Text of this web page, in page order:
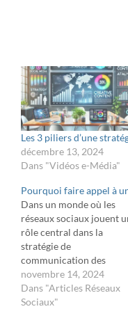
Les 3 piliers d’une
décembre 13, 2024
Dans "Vidéos e-Média"
Pourquoi faire appel à
Dans un monde où les
réseaux sociaux jouent
rôle central dans la
stratégie de
communication des
entreprises, il est tentant
de vouloir tout gérer en
interne. Cependant, le
novembre 14, 2024
Dans "Articles Réseaux
Sociaux"